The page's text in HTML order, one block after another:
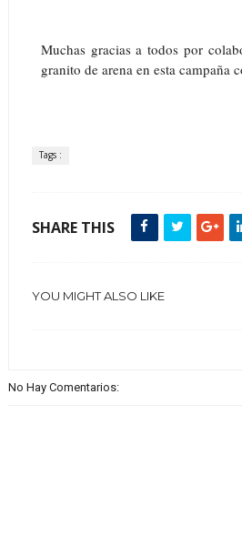
Muchas gracias a todos por
granito de arena en esta campaña
Tags :
SHARE THIS
YOU MIGHT ALSO LIKE
No Hay Comentarios: